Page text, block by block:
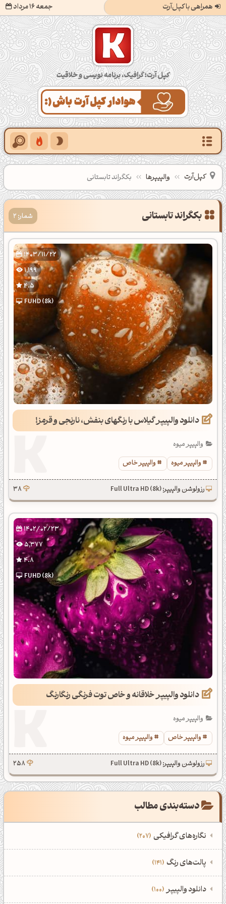
همراهی با کپل‌آرت جمعه 16 مرداد
کپل‌آرت؛ گرافیک، برنامه‌نویسی و خلاقیت
کپل‌آرت والپیپرها بکگراند تابستانی
شمار: 2
1403/11/22
1,199
4.5
FUHD (8k)
دانلود والپیپر گیلاس با رنگهای بنفش، نارنجی و قرمز!
والپیپر میوه
والپیپر میوه
والپیپر خاص
رزولوشن والپیپر: Full Ultra HD (8k) 38
1402/02/23
5,377
4.8
FUHD (8k)
دانلود والپیپر خلاقانه و خاص توت فرنگی رنگارنگ
والپیپر میوه
والپیپر خاص
والپیپر میوه
رزولوشن والپیپر: Full Ultra HD (8k) 258
دسته‌بندی مطالب
نگاره‌های گرافیکی 207
‌همه دسته‌بندی‌های نگاره‌های گرافیکی
نمایش همه نگاره‌ها
‌پالت‌های رنگ 141
‌همه دسته‌بندی‌های پالت‌های رنگ
‌دانلود والپیپر 100